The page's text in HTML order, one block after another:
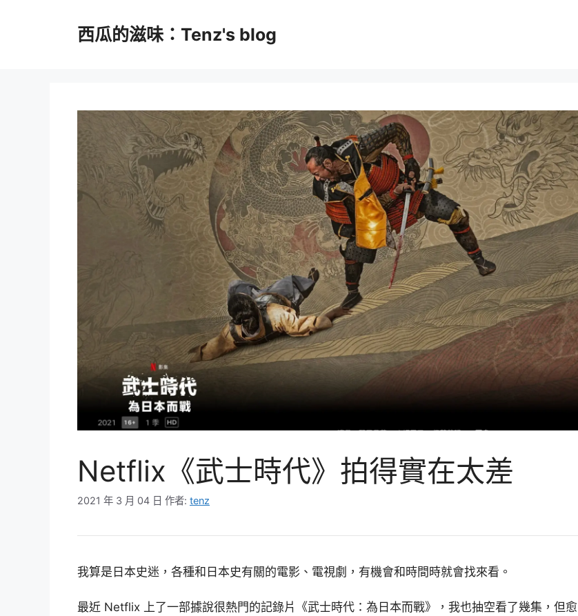
西瓜的滋味：Tenz's blog
Netflix《武士時代》拍得實在太差
2021 年 3 月 04 日 作者: tenz
我算是日本史迷，各種和日本史有關的電影、電視劇，有機會和時間時就會找來看。
最近 Netflix 上了一部據說很熱門的記錄片《武士時代：為日本而戰》，我也抽空看了幾集，但愈